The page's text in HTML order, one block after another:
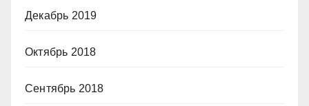
Декабрь 2019
Октябрь 2018
Сентябрь 2018